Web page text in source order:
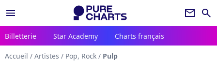
menu newsletter search
Billetterie Star Academy Charts français
Accueil / Artistes / Pop, Rock / Pulp